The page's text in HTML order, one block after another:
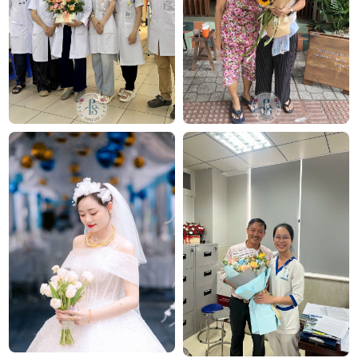
Bó hoa Tình yêu bất tử
Kết luận
Lời Tỏ tình không chỉ là bó hoa đẹp mà còn là cầu
nối dịu dàng để bạn bày tỏ cảm xúc chân thật nhất
đến người mình yêu. Đây là món quà hoàn hảo cho
mọi dịp tỏ tình hay kỷ niệm tình yêu. Với mức giá
linh hoạt từ 500.000 VNĐ, bạn có thể dễ dàng chọn
một phiên bản phù hợp mà vẫn giữ được sự đặc biệt
và ý nghĩa sâu sắc dành cho người thương.
Công ty TNHH Hoa Tươi FLOWERSIGHT –Shop
hoa tươiTP.HCM
FlowerSight là shop hoa chuyên cung cấphoa tươi
HCMvà toàn quốc với dịch vụ giao nhanh, đúng